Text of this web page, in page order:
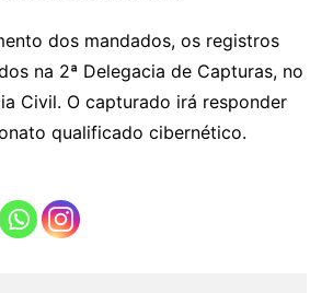
dos mandados, os registros
na 2ª Delegacia de Capturas, no
Civil. O capturado irá responder
qualificado cibernético.